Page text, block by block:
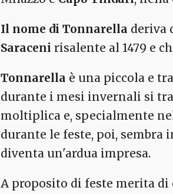
Il nome di Tonnarella deriva
Saraceni risalente al 1479 e
Tonnarella è una piccola e
durante i mesi invernali si
moltiplica e, specialmente
durante le feste, poi, sembra
diventa un'ardua impresa.
A proposito di feste merita di